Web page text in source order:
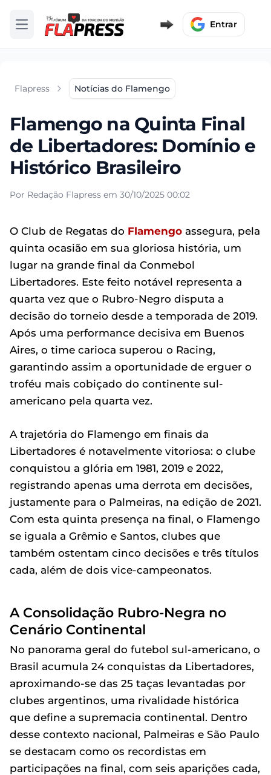
Abrir menu Entrar
Flapress Notícias do Flamengo
Flamengo na Quinta Final
de Libertadores: Domínio e
Histórico Brasileiro
Por Redação Flapress em 30/10/2025 00:02
O Club de Regatas do Flamengo assegura, pela
quinta ocasião em sua gloriosa história, um
lugar na grande final da Conmebol
Libertadores. Este feito notável representa a
quarta vez que o Rubro-Negro disputa a
decisão do torneio desde a temporada de 2019.
Após uma performance decisiva em Buenos
Aires, o time carioca superou o Racing,
garantindo assim a oportunidade de erguer o
troféu mais cobiçado do continente sul-
americano pela quarta vez.
A trajetória do Flamengo em finais da
Libertadores é notavelmente vitoriosa: o clube
conquistou a glória em 1981, 2019 e 2022,
registrando apenas uma derrota em decisões,
justamente para o Palmeiras, na edição de 2021.
Com esta quinta presença na final, o Flamengo
se iguala a Grêmio e Santos, clubes que
também ostentam cinco decisões e três títulos
cada, além de dois vice-campeonatos.
A Consolidação Rubro-Negra no
Cenário Continental
No panorama geral do futebol sul-americano, o
Brasil acumula 24 conquistas da Libertadores,
aproximando-se das 25 taças levantadas por
clubes argentinos, uma rivalidade histórica
que define a supremacia continental. Dentro
desse contexto nacional, Palmeiras e São Paulo
se destacam como os recordistas em
participações na final, com seis aparições cada,